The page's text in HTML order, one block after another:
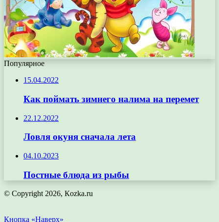
Популярное
15.04.2022
Как поймать зимнего налима на перемет
22.12.2022
Ловля окуня сначала лета
04.10.2023
Постные блюда из рыбы
© Copyright 2026, Кozka.ru
Кнопка «Наверх»